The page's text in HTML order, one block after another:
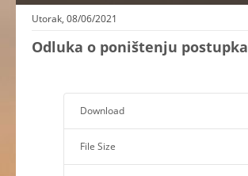
Utorak, 08/06/2021
Odluka o poništenju postupka
Download
File Size